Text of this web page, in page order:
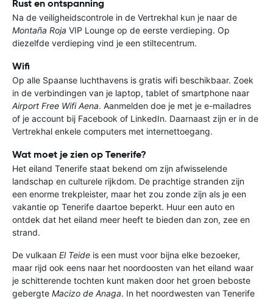
Rust en ontspanning
Na de veiligheidscontrole in de Vertrekhal kun je naar de
Montaña Roja VIP Lounge op de eerste verdieping. Op
diezelfde verdieping vind je een stiltecentrum.
Wifi
Op alle Spaanse luchthavens is gratis wifi beschikbaar. Zoek
in de verbindingen van je laptop, tablet of smartphone naar
Airport Free Wifi Aena. Aanmelden doe je met je e-mailadres
of je account bij Facebook of LinkedIn. Daarnaast zijn er in de
Vertrekhal enkele computers met internettoegang.
Wat moet je zien op Tenerife?
Het eiland Tenerife staat bekend om zijn afwisselende
landschap en culturele rijkdom. De prachtige stranden zijn
een enorme trekpleister, maar het zou zonde zijn als je een
vakantie op Tenerife daartoe beperkt. Huur een auto en
ontdek dat het eiland meer heeft te bieden dan zon, zee en
strand.
De vulkaan El Teide is een must voor bijna elke bezoeker,
maar rijd ook eens naar het noordoosten van het eiland waar
je schitterende tochten kunt maken door het groen beboste
gebergte Macizo de Anaga. In het noordwesten van Tenerife